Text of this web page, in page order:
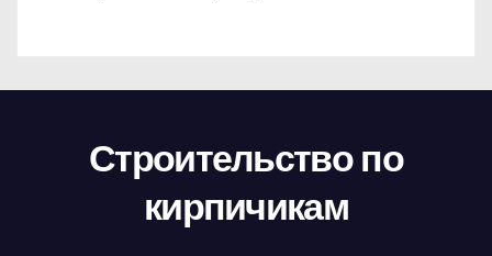
Строительство по
кирпичикам